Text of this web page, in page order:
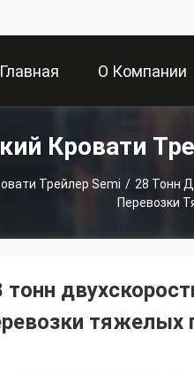
Главная О Компании
Кровати
Трейлер Semi / 28 Тонн
Перевозки
тонн
тяжелых